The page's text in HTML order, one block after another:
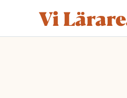
Hoppa till innehåll
ViLärare